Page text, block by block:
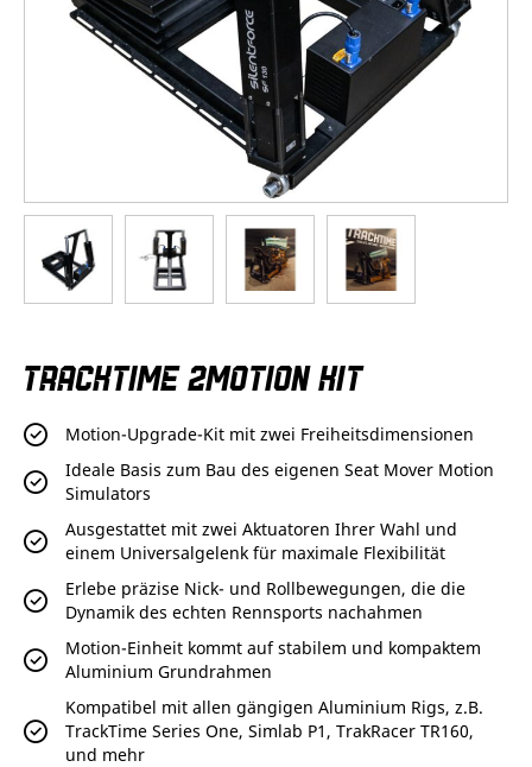
TRACKTIME 2MOTION KIT
Motion-Upgrade-Kit mit zwei Freiheitsdimensionen
Ideale Basis zum Bau des eigenen Seat Mover Motion
Simulators
Ausgestattet mit zwei Aktuatoren Ihrer Wahl und
einem Universalgelenk für maximale Flexibilität
Erlebe präzise Nick- und Rollbewegungen, die die
Dynamik des echten Rennsports nachahmen
Motion-Einheit kommt auf stabilem und kompaktem
Aluminium Grundrahmen
Kompatibel mit allen gängigen Aluminium Rigs, z.B.
TrackTime Series One, Simlab P1, TrakRacer TR160,
und mehr
Anfang
der
Bildergalerie
springen